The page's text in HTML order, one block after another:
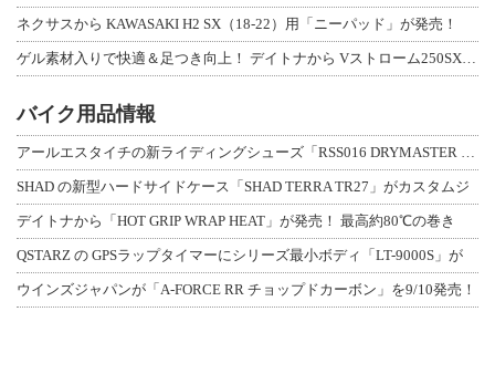
ネクサスから KAWASAKI H2 SX（18-22）用「ニーパッド」が発売！
ゲル素材入りで快適＆足つき向上！ デイトナから Vストローム250SX用「快適ロ
バイク用品情報
アールエスタイチの新ライディングシューズ「RSS016 DRYMASTER スト
SHAD の新型ハードサイドケース「SHAD TERRA TR27」がカスタムジ
デイトナから「HOT GRIP WRAP HEAT」が発売！ 最高約80℃の巻き
QSTARZ の GPSラップタイマーにシリーズ最小ボディ「LT-9000S」が
ウインズジャパンが「A-FORCE RR チョップドカーボン」を9/10発売！